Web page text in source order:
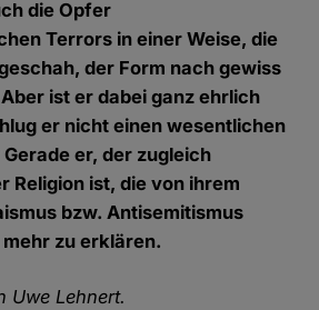
die Opfer
Terrors in einer Weise, die
der Form nach gewiss
ist er dabei ganz ehrlich
er nicht einen wesentlichen
er, der zugleich
Religion ist, die von ihrem
bzw. Antisemitismus
zu erklären.
Uwe Lehnert.